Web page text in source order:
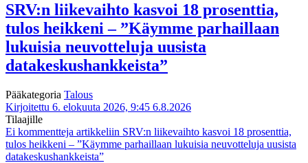
SRV:n liikevaihto kasvoi 18 prosenttia,
tulos heikkeni – ”Käymme parhaillaan
lukuisia neuvotteluja uusista
datakeskushankkeista”
Pääkategoria Talous
Kirjoitettu 6. elokuuta 2026, 9:45 6.8.2026
Tilaajille
Ei kommentteja artikkeliin SRV:n liikevaihto kasvoi 18 prosenttia,
tulos heikkeni – ”Käymme parhaillaan lukuisia neuvotteluja uusista
datakeskushankkeista”